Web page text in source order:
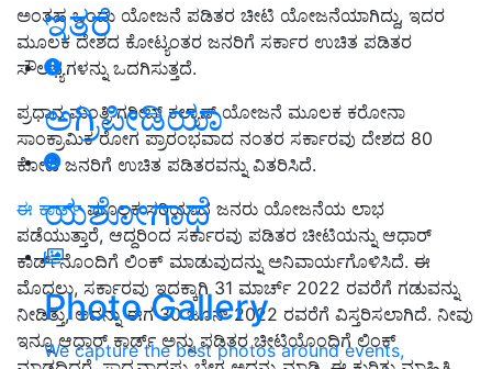
ಇತರೆ
ಅಗ್ರಿಪೀಡಿಯಾ
ಯಶೋಗಾಥೆ
Photo Gallery
We capture the best photos around events,
ಅಂತಹ ಒಂದು ಯೋಜನೆ ಪಡಿತರ ಚೀಟಿ ಯೋಜನೆಯಾಗಿದ್ದು, ಇದರ
ಮೂಲಕ ದೇಶದ ಕೋಟ್ಯಂತರ ಜನರಿಗೆ ಸರ್ಕಾರ ಉಚಿತ ಪಡಿತರ
ಸೌಲಭ್ಯಗಳನ್ನು ಒದಗಿಸುತ್ತದೆ.
ಪ್ರಧಾನ ಮಂತ್ರಿ ಗರೀಬ್ ಕಲ್ಯಾಣ್ ಯೋಜನೆ ಮೂಲಕ ಕರೋನಾ
ಸಾಂಕ್ರಾಮಿಕ ರೋಗ ಪ್ರಾರಂಭವಾದ ನಂತರ ಸರ್ಕಾರವು ದೇಶದ 80
ಕೋಟಿ ಜನರಿಗೆ ಉಚಿತ ಪಡಿತರವನ್ನು ವಿತರಿಸಿದೆ.
ಈ ಕಾರ್ಡ್ಮೂಲಕ ಸರಿಯಾದ ಜನರು ಯೋಜನೆಯ ಲಾಭ
ಪಡೆಯುತ್ತಾರೆ, ಆದ್ದರಿಂದ ಸರ್ಕಾರವು ಪಡಿತರ ಚೀಟಿಯನ್ನು ಆಧಾರ್
ಕಾರ್ಡ್‌ನೊಂದಿಗೆ ಲಿಂಕ್ ಮಾಡುವುದನ್ನು ಅನಿವಾರ್ಯಗೊಳಿಸಿದೆ. ಈ
ಮೊದಲು, ಸರ್ಕಾರವು ಇದಕ್ಕಾಗಿ 31 ಮಾರ್ಚ್ 2022 ರವರೆಗೆ ಗಡುವನ್ನು
ನೀಡಿತ್ತು, ಅದನ್ನು ಈಗ 30 ಜೂನ್ 2022 ರವರೆಗೆ ವಿಸ್ತರಿಸಲಾಗಿದೆ. ನೀವು
ಇನ್ನೂ ಆಧಾರ್ ಕಾರ್ಡ್ ಅನ್ನು ಪಡಿತರ ಚೀಟಿಯೊಂದಿಗೆ ಲಿಂಕ್